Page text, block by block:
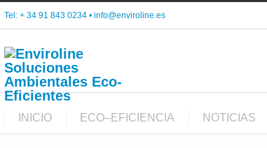
Tel: + 34 91 843 0234 • info@enviroline.es
INICIO ECO–EFICIENCIA NOTICIAS